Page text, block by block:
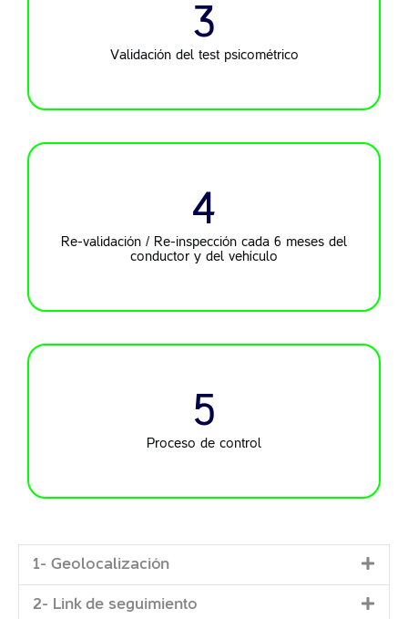
3
Validación del testpsicométrico
4
Re-validación / Re-inspección cada 6 meses del
conductor y del vehículo
5
Proceso de control
1- Geolocalización
2- Link de seguimiento